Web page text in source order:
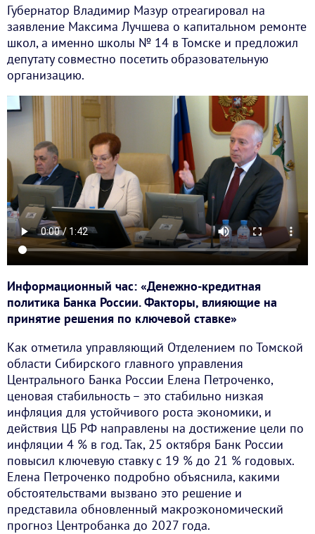
Губернатор Владимир Мазур отреагировал на
заявление Максима Лучшева о капитальном ремонте
школ, а именно школы № 14 в Томске и предложил
депутату совместно посетить образовательную
организацию.
Информационный час: «Денежно-кредитная
политика Банка России. Факторы, влияющие на
принятие решения по ключевой ставке»
Как отметила управляющий Отделением по Томской
области Сибирского главного управления
Центрального Банка России Елена Петроченко,
ценовая стабильность – это стабильно низкая
инфляция для устойчивого роста экономики, и
действия ЦБ РФ направлены на достижение цели по
инфляции 4 % в год. Так, 25 октября Банк России
повысил ключевую ставку с 19 % до 21 % годовых.
Елена Петроченко подробно объяснила, какими
обстоятельствами вызвано это решение и
представила обновленный макроэкономический
прогноз Центробанка до 2027 года.